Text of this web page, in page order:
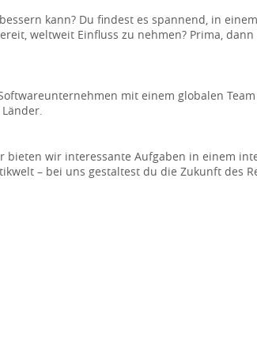
kann? Du findest es spannend, in
weltweit Einfluss zu nehmen? Prima,
mit einem globalen Team
bieten wir interessante Aufgaben in einem
– bei uns gestaltest du die Zukunft des